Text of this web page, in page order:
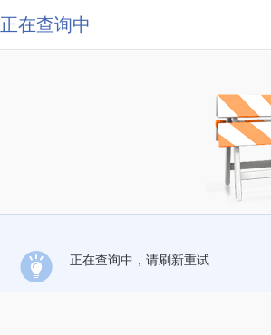
正在查询中
正在查询中，请刷新重试